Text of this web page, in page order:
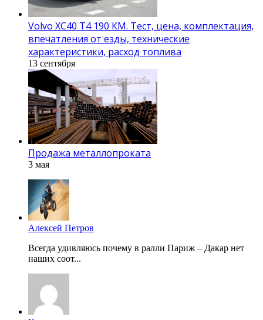
Volvo XC40 T4 190 КМ. Тест, цена, комплектация,
впечатления от езды, технические
характеристики, расход топлива
13 сентября
Продажа металлопроката
3 мая
Алексей Петров
Всегда удивляюсь почему в ралли Париж – Дакар нет
наших соот...